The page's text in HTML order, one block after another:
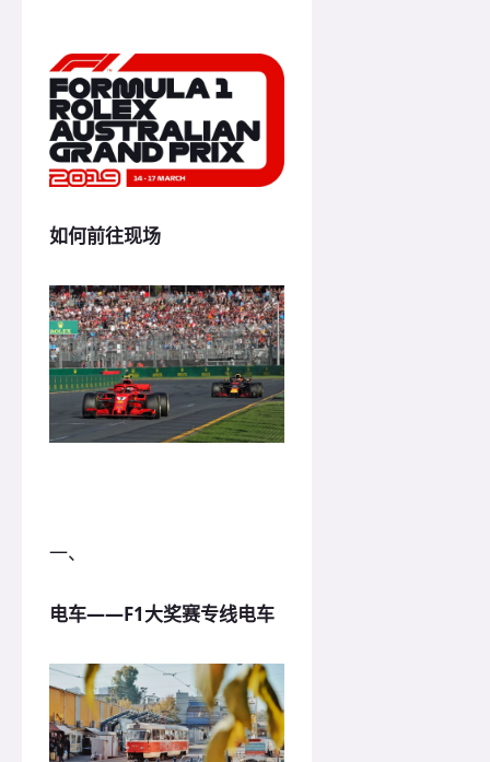
如何前往现场
一、
电车——F1大奖赛专线电车